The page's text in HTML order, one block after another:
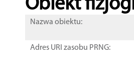
Obiekt
Nazwa obiektu:
Adres URI zasobu PRNG: